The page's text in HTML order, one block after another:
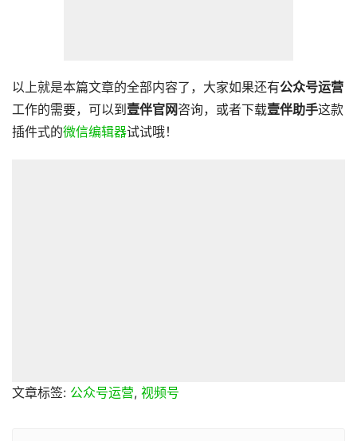
以上就是本篇文章的全部内容了，大家如果还有公众号运营
工作的需要，可以到 壹伴官网咨询，或者下载壹伴助手这款
插件式的微信编辑器试试哦！
文章标签: 公众号运营, 视频号